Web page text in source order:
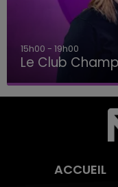
15h00 - 19h00
Le Club
ACCUEIL